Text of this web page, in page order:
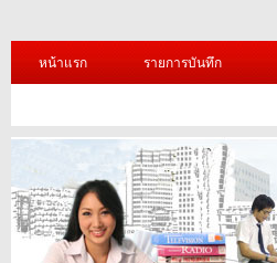
หน้าแรก รายการบันทึก